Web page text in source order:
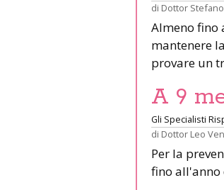
di Dottor
Almeno fino
mantenere
provare un
A 9
Gli Specialisti
di Dottor Leo
Per la
fino all'anno